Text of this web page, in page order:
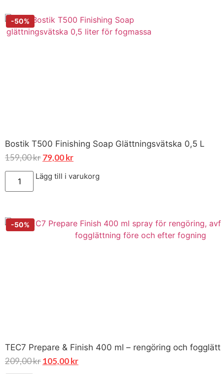
Bostik T500 Finishing Soap Glättningsvätska 0,5 L
159,00kr79,00kr
Lägg till i varukorg
TEC7 Prepare & Finish 400 ml – rengöring och
209,00kr105,00kr